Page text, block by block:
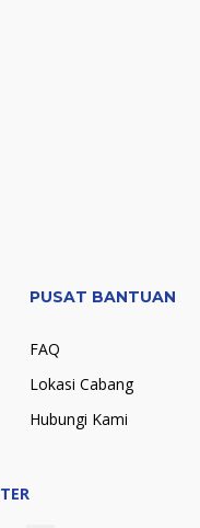
PUSAT BANTUAN
FAQ
Lokasi Cabang
Hubungi Kami